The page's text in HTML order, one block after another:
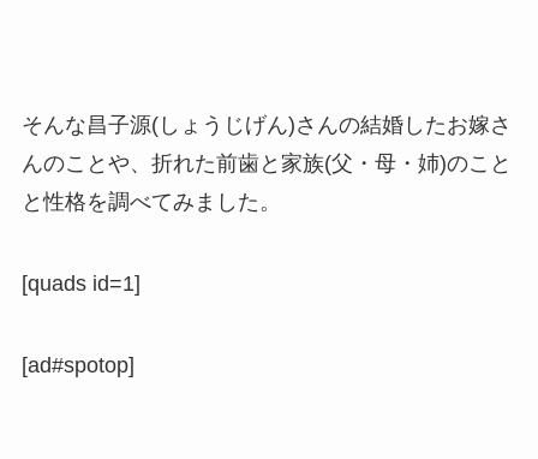
そんな昌子源(しょうじげん)さんの結婚したお嫁さ
んのことや、折れた前歯と家族(父・母・姉)のこと
と性格を調べてみました。
[quads id=1]
[ad#spotop]